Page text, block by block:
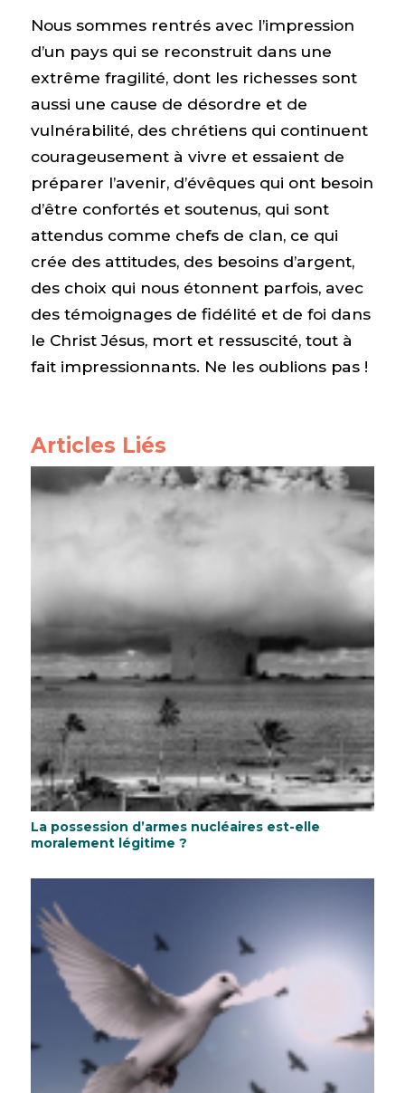
Nous sommes rentrés avec l’impression
d’un pays qui se reconstruit dans une
extrême fragilité, dont les richesses sont
aussi une cause de désordre et de
vulnérabilité, des chrétiens qui continuent
courageusement à vivre et essaient de
préparer l’avenir, d’évêques qui ont besoin
d’être confortés et soutenus, qui sont
attendus comme chefs de clan, ce qui
crée des attitudes, des besoins d’argent,
des choix qui nous étonnent parfois, avec
des témoignages de fidélité et de foi dans
le Christ Jésus, mort et ressuscité, tout à
fait impressionnants. Ne les oublions pas !
Articles Liés
La possession d’armes nucléaires est-elle
moralement légitime ?